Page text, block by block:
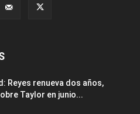
Reyes renueva dos años,
Taylor en junio...